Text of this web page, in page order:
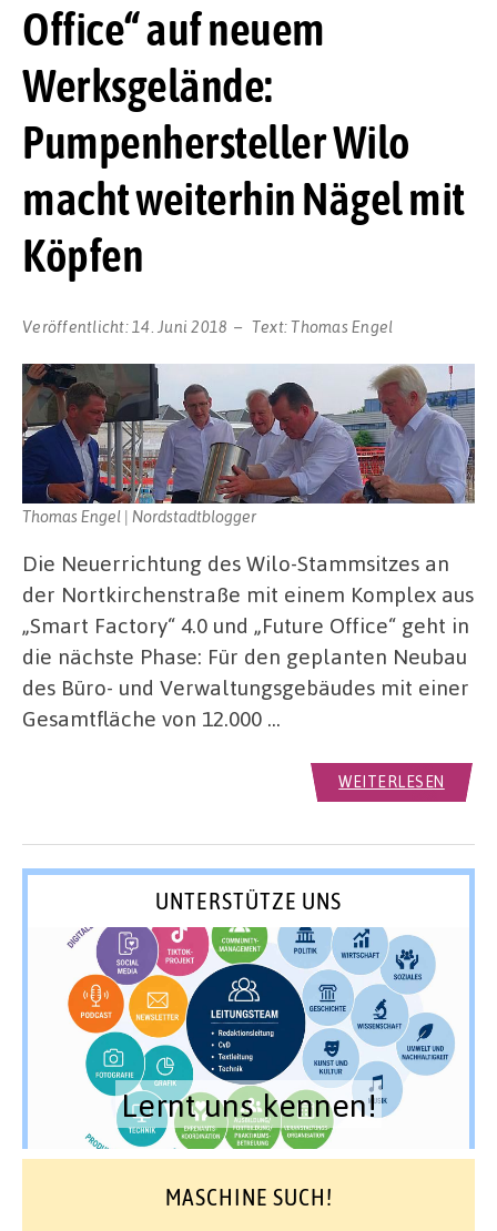
Office“ auf neuem
Werksgelände:
Pumpenhersteller Wilo
macht weiterhin Nägel mit
Köpfen
Veröffentlicht: 14. Juni 2018 Text:Thomas Engel
Thomas Engel | Nordstadtblogger
Die Neuerrichtung des Wilo-Stammsitzes an
der Nortkirchenstraße mit einem Komplex aus
„Smart Factory“ 4.0 und „Future Office“ geht in
die nächste Phase: Für den geplanten Neubau
des Büro- und Verwaltungsgebäudes mit einer
Gesamtfläche von 12.000 …
WEITERLESEN
UNTERSTÜTZE UNS
Lernt uns kennen!
MASCHINE SUCH!